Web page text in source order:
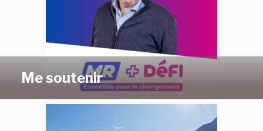
Me soutenir